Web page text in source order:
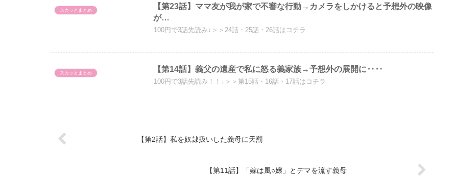
スカッとまとめ
【第23話】ママ友が我が家で不審な行動→カメラをしかけると予想外の映像
が…
100円で3話先読み↓＞＞24話・25話・26話はコチラ
スカッとまとめ 【第14話】義父の遺産で私に怒る義家族→予想外の展開に‥‥
100円で3話先読み！！↓＞＞第15話・16話・17話はコチラ
【第2話】私を奴隷扱いした義母に天罰
【第11話】「嫁は風○嬢」とデマを流す義母